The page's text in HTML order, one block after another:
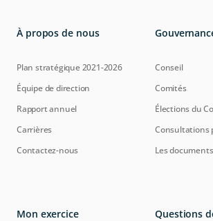
À propos de nous
Plan stratégique 2021-2026
Équipe de direction
Rapport annuel
Carrières
Contactez-nous
Conseil
Comités
Élections du
Consultations
Les
Mon exercice Questions